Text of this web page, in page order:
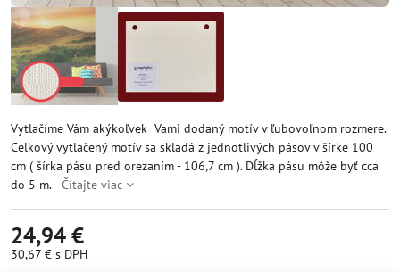
Vytlačíme Vám akýkoľvek Vami dodaný motív v ľubovoľnom rozmere.
Celkový vytlačený motív sa skladá z jednotlivých pásov v šírke 100
cm ( šírka pásu pred orezaním - 106,7 cm ). Dĺžka pásu môže byť cca
do 5 m. Čítajte viac
24,94 €
30,67 € s DPH